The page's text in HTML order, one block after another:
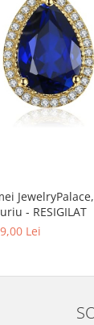
JewelryPalace,
- RESIGILAT
Lei